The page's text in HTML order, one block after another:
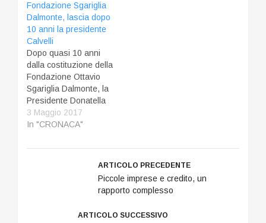
Ottavio Sgariglia
Dalmonte è stata
iscritta nell’elenco degli
operatori del
microcredito: la
delibera n. 243 della
Banca d’Italia dello
scorso maggio
riconosce dunque la
piena aderenza alle
caratteristiche ed ai
soggetti che erogano
forma del microcredito.
Nell’incontro Scopri…
Fondazione Sgariglia
Dalmonte, lascia dopo
10 anni la presidente
Calvelli
Dopo quasi 10 anni
dalla costituzione della
Fondazione Ottavio
Sgariglia Dalmonte, la
Presidente Donatella
Calvelli, Notaio ad
Ascoli Piceno, ha
terminare con l’attuale
questi anni ha fatto
numerose attività
3 Maggio 2017
In "CRONACA"
ARTICOLO PRECEDENTE
Piccole imprese e credito, un
rapporto complesso
ARTICOLO SUCCESSIVO